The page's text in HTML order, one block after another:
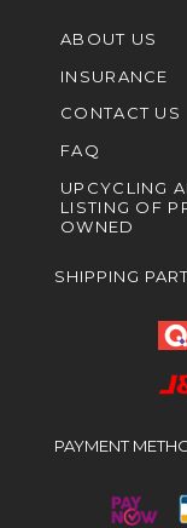
ABOUT US
INSURANCE
CONTACT US
FAQ
UPCYCLING
LISTING OF
OWNED
SHIPPING
PAYMENT